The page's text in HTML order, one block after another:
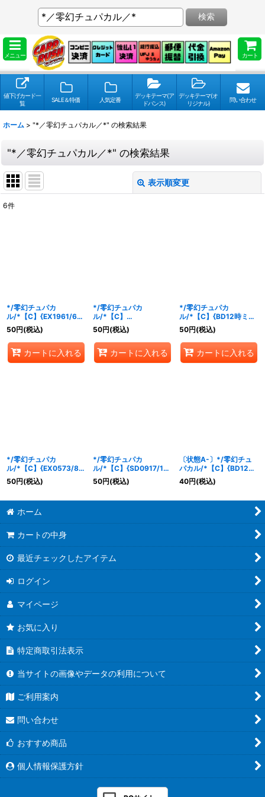
メニュー カート
検索
値下げカード一
覧
SALE＆特価 人気定番
デッキテーマ(ア
ドバンス)
デッキテーマ(オ
リジナル)
問い合わせ
ホーム > "*／零幻チュパカル／*" の検索結果
"*／零幻チュパカル／*" の検索結果
表示順変更
検索キーワードをお願い致します
カテゴリ
特集:
6件
*/零幻チュパカ
ル/*【C】{EX1961/68}
《水》
50円(税込)
カートに入れる
*/零幻チュパカ
ル/*【C】
{RP0977/102}《水》
50円(税込)
カートに入れる
*/零幻チュパカ
ル/*【C】{BD12時ミラ
ダ5/5}《水》
50円(税込)
カートに入れる
*/零幻チュパカ
ル/*【C】{EX0573/87}
《水》
50円(税込)
*/零幻チュパカ
ル/*【C】{SD0917/19}
《水》
50円(税込)
〔状態A-〕*/零幻チュ
パカル/*【C】{BD12時
ミラダ5/5}《水》
40円(税込)
ホーム
カートの中身
最近チェックしたアイテム
ログイン
マイページ
お気に入り
特定商取引法表示
当サイトの画像やデータの利用について
ご利用案内
問い合わせ
おすすめ商品
個人情報保護方針